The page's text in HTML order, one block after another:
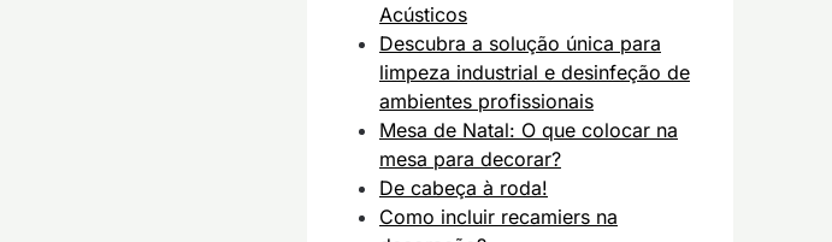
Acústicos
Descubra a solução única para
limpeza industrial e desinfeção de
ambientes profissionais
Mesa de Natal: O que colocar na
mesa para decorar?
De cabeça à roda!
Como incluir recamiers na